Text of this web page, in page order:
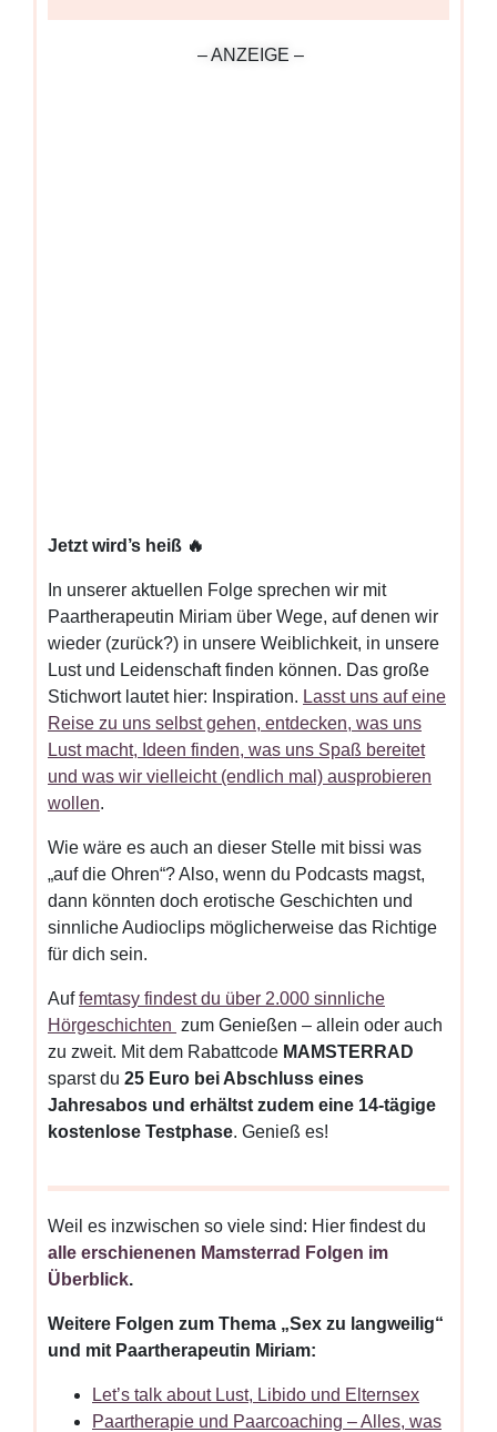
– ANZEIGE –
Jetzt wird’s heiß 🔥
In unserer aktuellen Folge sprechen wir mit
Paartherapeutin Miriam über Wege, auf denen wir
wieder (zurück?) in unsere Weiblichkeit, in unsere
Lust und Leidenschaft finden können. Das große
Stichwort lautet hier: Inspiration. Lasst uns auf eine
Reise zu uns selbst gehen, entdecken, was uns
Lust macht, Ideen finden, was uns Spaß bereitet
und was wir vielleicht (endlich mal) ausprobieren
wollen.
Wie wäre es auch an dieser Stelle mit bissi was
„auf die Ohren“? Also, wenn du Podcasts magst,
dann könnten doch erotische Geschichten und
sinnliche Audioclips möglicherweise das Richtige
für dich sein.
Auffemtasy findest du über 2.000 sinnliche
Hörgeschichten zum Genießen – allein oder auch
zu zweit. Mit dem Rabattcode MAMSTERRAD
sparst du 25 Euro bei Abschluss eines
Jahresabos und erhältst zudem eine 14-tägige
kostenlose Testphase. Genieß es!
Weil es inzwischen so viele sind: Hier findest du
alle erschienenen Mamsterrad Folgen im
Überblick.
Weitere Folgen zum Thema „Sex zu langweilig“
und mit Paartherapeutin Miriam:
Let’s talk about Lust, Libido und Elternsex
Paartherapie und Paarcoaching – Alles, was